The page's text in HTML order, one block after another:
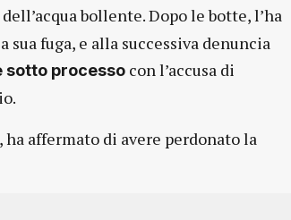
bollente. Dopo le botte, l’ha
sua fuga, e alla successiva denuncia
sotto processo con l’accusa di
affermato di avere perdonato la